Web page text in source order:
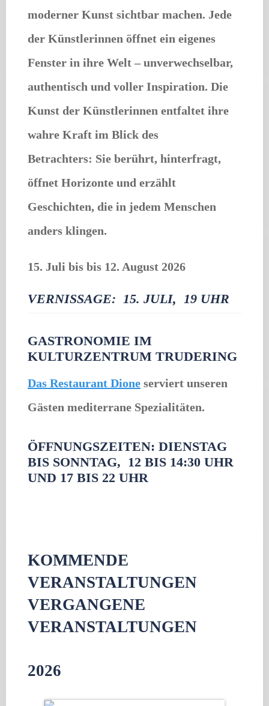
moderner Kunst sichtbar machen. Jede
der Künstlerinnen öffnet ein eigenes
Fenster in ihre Welt – unverwechselbar,
authentisch und voller Inspiration. Die
Kunst der Künstlerinnen entfaltet ihre
wahre Kraft im Blick des
Betrachters: Sie berührt, hinterfragt,
öffnet Horizonte und erzählt
Geschichten, die in jedem Menschen
anders klingen.
15. Juli bis bis 12. August 2026
VERNISSAGE: 15. JULI, 19 UHR
GASTRONOMIE IM
KULTURZENTRUM TRUDERING
Das Restaurant Dione serviert unseren
Gästen mediterrane Spezialitäten.
ÖFFNUNGSZEITEN: DIENSTAG
BIS SONNTAG, 12 BIS 14:30 UHR
UND 17 BIS 22 UHR
KOMMENDE
VERANSTALTUNGEN
VERGANGENE
VERANSTALTUNGEN
2026